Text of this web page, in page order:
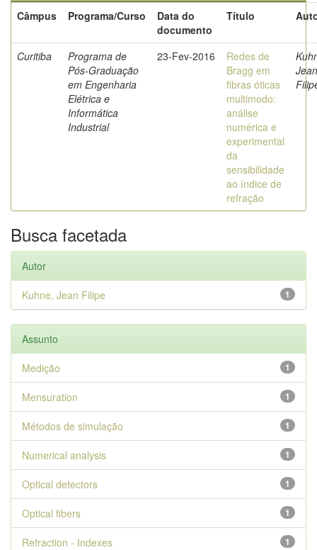
Câmpus
Programa/Curso
Data do
documento
Título
Curitiba
Programa de
Pós-Graduação
em Engenharia
Elétrica e
Informática
Industrial
23-Fev-2016
Redes de
Bragg em
fibras óticas
multimodo:
análise
numérica e
experimental
da
sensibilidade
ao índice de
refração
Jean
Busca facetada
Autor
1
Kuhne, Jean Filipe
Assunto
1
Medição
1
Mensuration
1
Métodos de simulação
1
Numerical analysis
1
Optical detectors
1
Optical fibers
1
Refraction - Indexes